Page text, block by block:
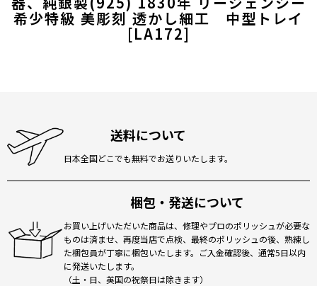
希少特級 美彫刻 透かし細工 中型トレイ
[LA172]
送料について
日本全国どこでも無料でお送りいたします。
梱包・発送について
お買い上げいただいた商品は、修理やプロのポリッシュが必要な
ものは済ませ、再度当店で点検、最終のポリッシュの後、熟練し
た梱包員が丁寧に梱包いたします。ご入金確認後、通常5日以内
に発送いたします。
（土・日、英国の祝祭日は除きます）